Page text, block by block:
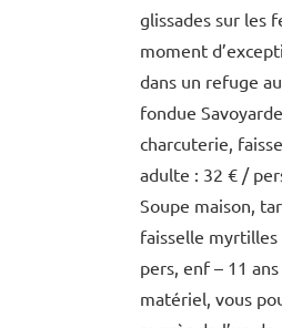
glissades sur les
moment
dans un refuge
fondue
charcuterie,
adulte : 32 € /
Soupe maison,
faisselle
pers, enf – 11
matériel, vous